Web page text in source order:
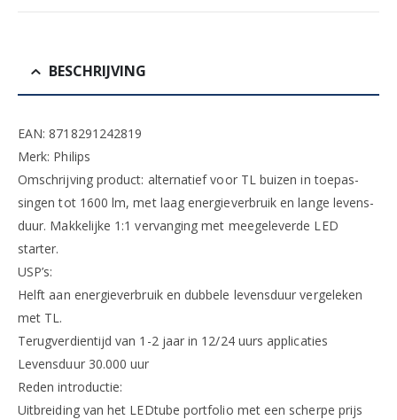
BESCHRIJVING
EAN: 8718291242819
Merk: Philips
Omschrijving product: alternatief voor TL buizen in toepas-
singen tot 1600 lm, met laag energieverbruik en lange levens-
duur. Makkelijke 1:1 vervanging met meegeleverde LED
starter.
USP’s:
Helft aan energieverbruik en dubbele levensduur vergeleken
met TL.
Terugverdientijd van 1-2 jaar in 12/24 uurs applicaties
Levensduur 30.000 uur
Reden introductie:
Uitbreiding van het LEDtube portfolio met een scherpe prijs